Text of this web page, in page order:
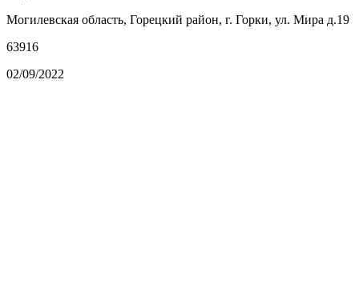
Могилевская область, Горецкий район, г. Горки, ул. Мира д.19
63916
02/09/2022